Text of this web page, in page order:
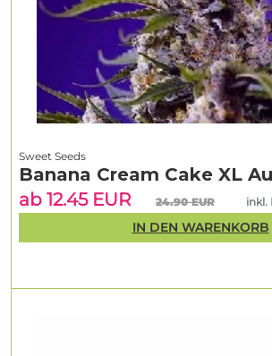
Sweet Seeds
Banana Cream Cake XL
ab 12.45 EUR
24.90 EUR inkl.
IN DEN WARENKORB